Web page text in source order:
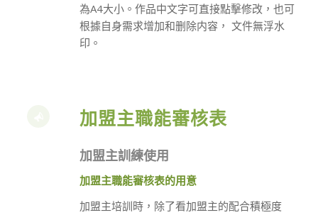
為A4大小。作品中文字可直接點擊修改，也可
根據自身需求增加和删除内容， 文件無浮水
印。
加盟主職能審核表
加盟主訓練使用
加盟主職能審核表的用意
加盟主培訓時，除了看加盟主的配合積極度